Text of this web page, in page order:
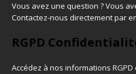
Vous avez une question ? Vous
Contactez-nous directement par
RGPD
Accédez à nos informations